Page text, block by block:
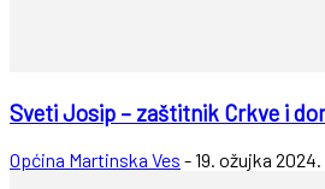
Sveti Josip – zaštitnik Crkve i
Općina Martinska Ves -19. ožujka 2024.